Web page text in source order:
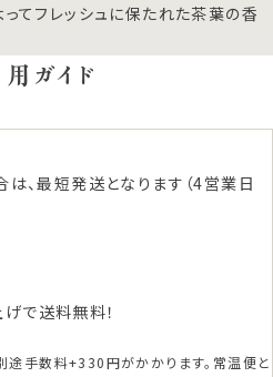
てフレッシュに保たれた茶葉の香
ガイド
、最短発送となります（4営業日
で送料無料！
手数料+330円がかかります。常温便と